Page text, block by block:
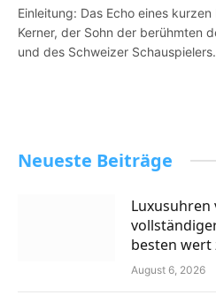
Einleitung: Das Echo eines
Kerner, der Sohn der berühmten
und des Schweizer
Neueste Beiträge
Luxusuhren
besten wert
August 6, 2026